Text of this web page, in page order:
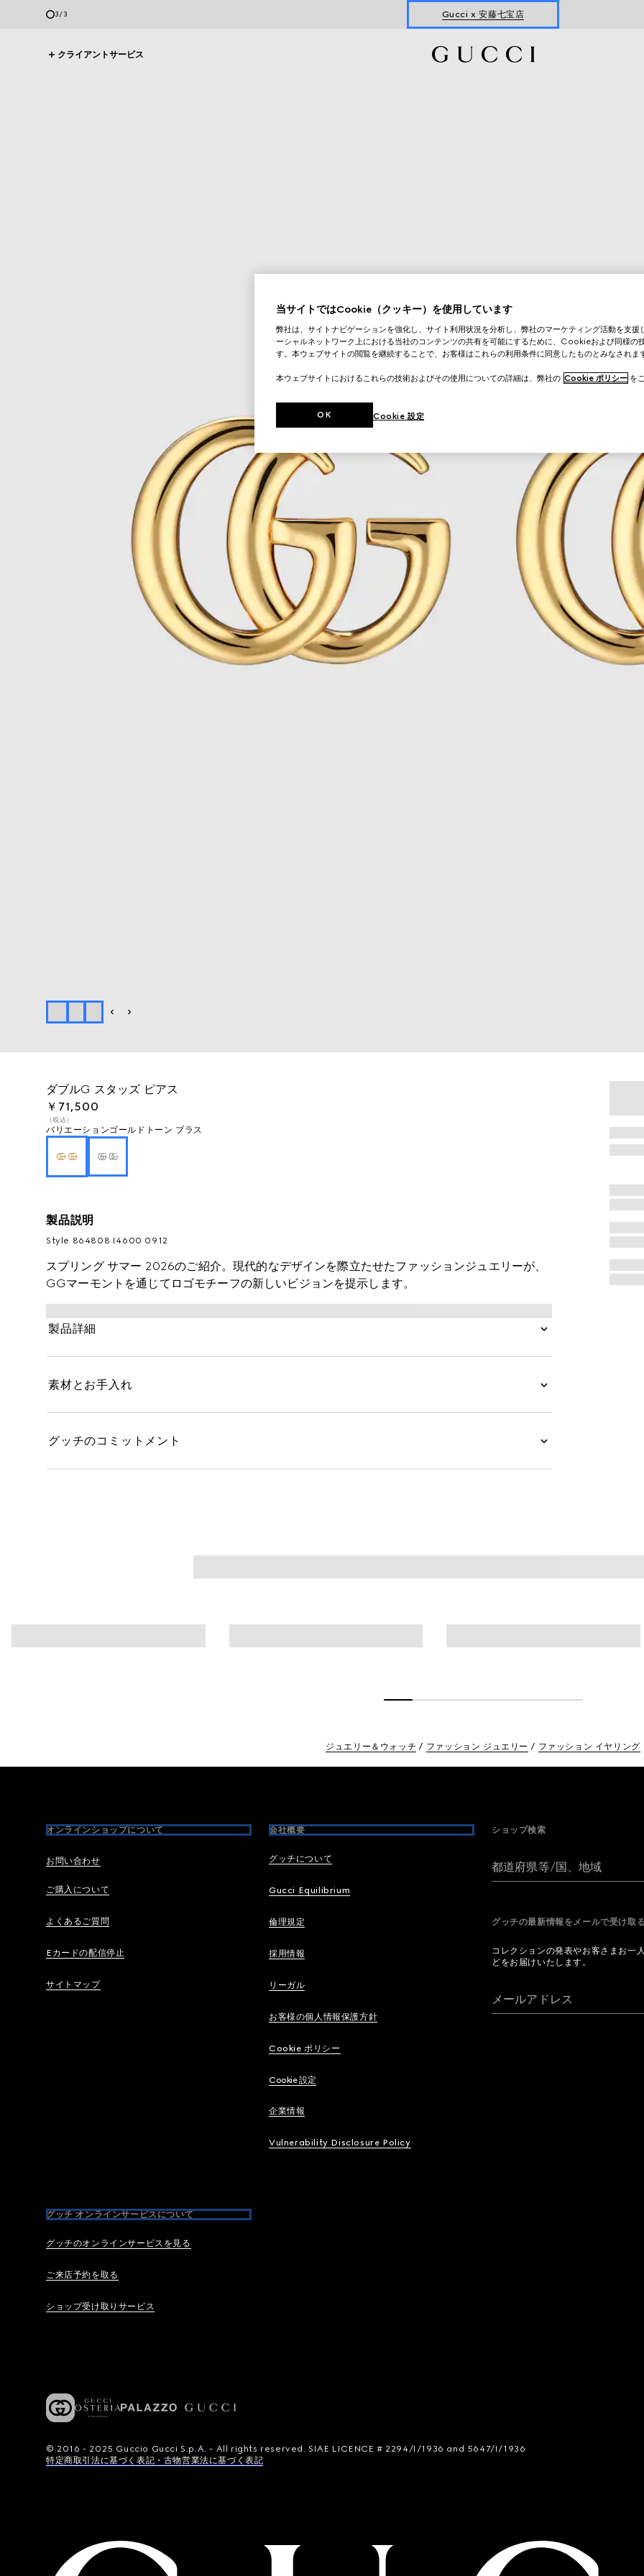
3/3 Gucci x 安藤七宝店
クライアントサービス
ダブルG スタッズ ピアス
￥71,500
（税込）
バリエーションゴールドトーン ブラス
製品説明
Style ‎864808 I4600 0912
スプリング サマー 2026のご紹介。現代的なデザインを際立たせたファッションジュエリーが、
GGマーモントを通じてロゴモチーフの新しいビジョンを提示します。
製品詳細
素材とお手入れ
グッチのコミットメント
ジュエリー＆ウォッチ ファッション ジュエリー ファッション イヤリング
オンラインショップについて
お問い合わせ
ご購入について
よくあるご質問
Eカードの配信停止
サイトマップ
会社概要
グッチについて
Gucci Equilibrium
倫理規定
採用情報
リーガル
お客様の個人情報保護方針
Cookie ポリシー
Cookie 設定
企業情報
Vulnerability Disclosure Policy
グッチ オンラインサービスについて
グッチのオンラインサービスを見る
ご来店予約を取る
ショップ受け取りサービス
ショップ検索
都道府県等/国、地域
グッチの最新情報をメールで受け
コレクションの発表やお客さまお一
どをお届けいたします。
メールアドレス
© 2016 - 2025 Guccio Gucci S.p.A. - All rights reserved. SIAE LICENCE # 2294/I/1936 and 5647/I/1936
特定商取引法に基づく表記・古物営業法に基づく表記
当サイトではCookie（クッキー）を使用しています
弊社は、サイトナビゲーションを強化し、サイト利用状況を分析し、弊社のマーケティング活動を支援
ーシャルネットワーク上における当社のコンテンツの共有を可能にするために、Cookieおよび同様の
す。本ウェブサイトの閲覧を継続することで、お客様はこれらの利用条件に同意したものとみなされま
本ウェブサイトにおけるこれらの技術およびその使用についての詳細は、弊社の Cookie ポリシー を
Cookie 設定
OK